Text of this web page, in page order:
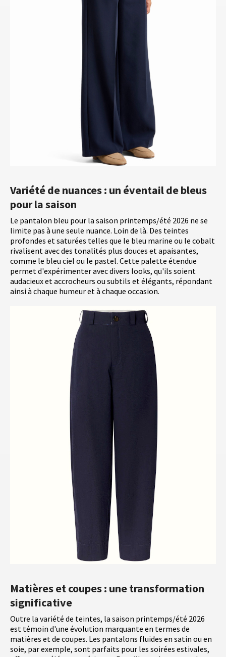
Variété de nuances : un éventail de bleus
pour la saison
Le pantalon bleu pour la saison printemps/été 2026 ne se
limite pas à une seule nuance. Loin de là. Des teintes
profondes et saturées telles que le bleu marine ou le cobalt
rivalisent avec des tonalités plus douces et apaisantes,
comme le bleu ciel ou le pastel. Cette palette étendue
permet d'expérimenter avec divers looks, qu'ils soient
audacieux et accrocheurs ou subtils et élégants, répondant
ainsi à chaque humeur et à chaque occasion.
Matières et coupes : une transformation
significative
Outre la variété de teintes, la saison printemps/été 2026
est témoin d'une évolution marquante en termes de
matières et de coupes. Les pantalons fluides en satin ou en
soie, par exemple, sont parfaits pour les soirées estivales,